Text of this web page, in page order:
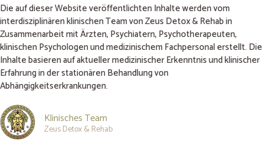
Die auf dieser Website veröffentlichten Inhalte werden vom
interdisziplinären klinischen Team von Zeus Detox & Rehab in
Zusammenarbeit mit Ärzten, Psychiatern, Psychotherapeuten,
klinischen Psychologen und medizinischem Fachpersonal erstellt. Die
Inhalte basieren auf aktueller medizinischer Erkenntnis und klinischer
Erfahrung in der stationären Behandlung von
Abhängigkeitserkrankungen.
Klinisches Team
Zeus Detox & Rehab